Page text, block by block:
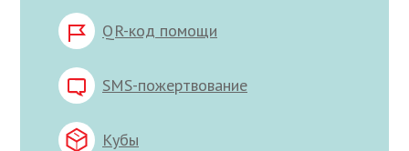
QR-код помощи
SMS-пожертвование
Кубы